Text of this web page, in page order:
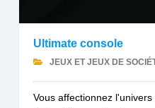
Ultimate console
JEUX ET JEUX DE
Vous affectionnez